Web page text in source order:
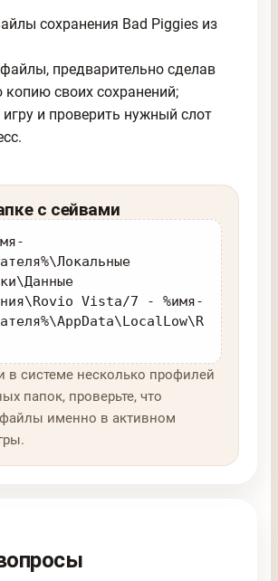
сохранения Bad Piggies из
предварительно сделав
копию своих сохранений;
игру и проверить нужный слот
с сейвами
Vista/7 - %имя-
в системе несколько профилей
папок, проверьте, что
файлы именно в активном